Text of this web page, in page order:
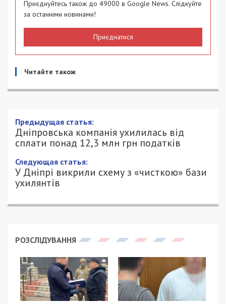
Приєднуйтесь також до 49000 в Google News. Слідкуйте
за останніми новинами!
Приєднатися
Читайте також
Предыдущая статья:
Дніпровська компанія ухилилась від
сплати понад 12,3 млн грн податків
Следующая статья:
У Дніпрі викрили схему з «чисткою» бази
ухилянтів
РОЗСЛІДУВАННЯ